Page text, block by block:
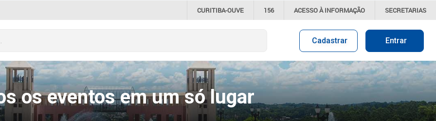
CURITIBA-OUVE 156 ACESSO ÀINFORMAÇÃO SECRETARIAS
Cadastrar Entrar
os eventos em um só lugar